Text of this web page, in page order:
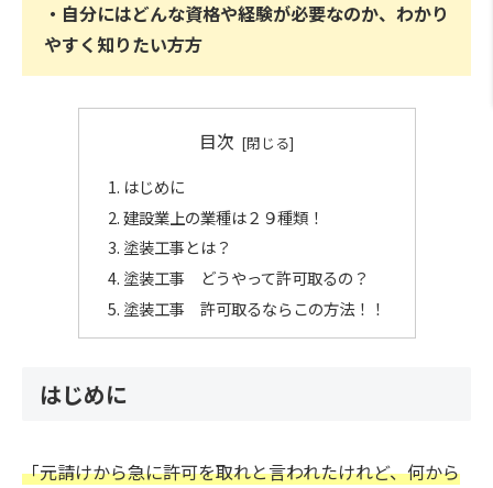
・自分にはどんな資格や経験が必要なのか、わかり
やすく知りたい方方
目次
はじめに
建設業上の業種は２９種類！
塗装工事とは？
塗装工事 どうやって許可取るの？
塗装工事 許可取るならこの方法！！
はじめに
「元請けから急に許可を取れと言われたけれど、何から